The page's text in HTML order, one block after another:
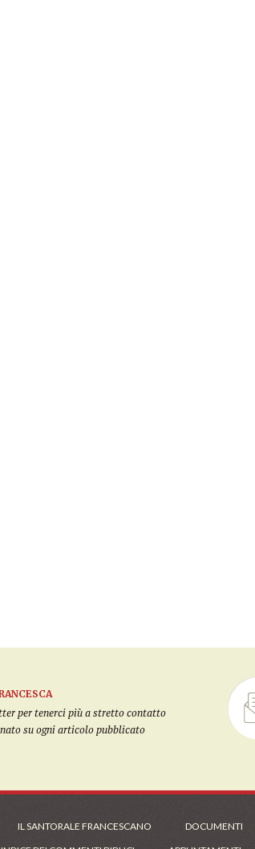
per tenerci più a stretto contatto
su ogni articolo pubblicato
IL SANTORALE FRANCESCANO DOCUMENTI